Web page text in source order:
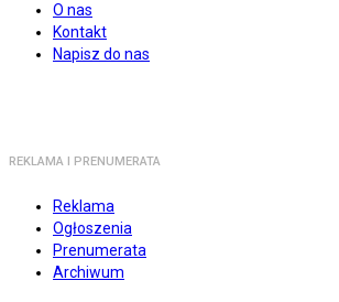
O nas
Kontakt
Napisz do nas
REKLAMA I PRENUMERATA
Reklama
Ogłoszenia
Prenumerata
Archiwum